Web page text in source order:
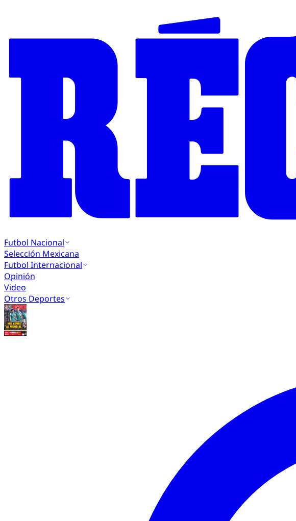
Futbol Nacional
Selección Mexicana
Futbol Internacional
Opinión
Video
Otros Deportes